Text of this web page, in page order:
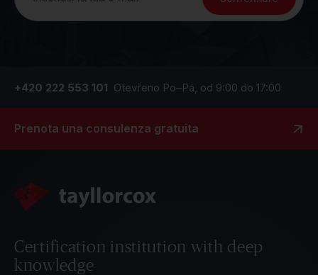
+420 222 553 101 Otevřeno Po–Pá, od 9:00 do 17:00
Prenota una consulenza gratuita
Certification institution with deep
knowledge